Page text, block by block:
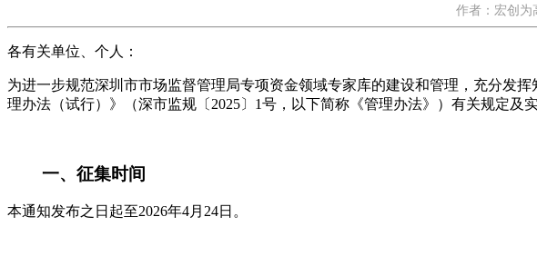
作者：宏创为
各有关单位、个人：
为进一步规范深圳市市场监督管理局专项资金领域专家库的建设和管理，充分发
理办法（试行）》（深市监规〔2025〕1号，以下简称《管理办法》）有关规定
一、征集时间
本通知发布之日起至2026年4月24日。